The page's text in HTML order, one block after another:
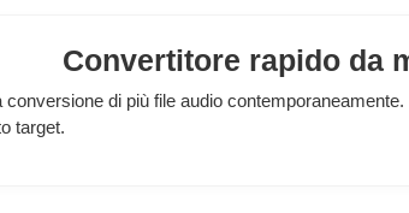
Convertitore rapido da
di più file audio
target.